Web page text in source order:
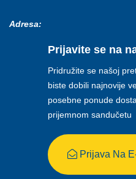
Adresa:
Prijavite se na
Pridružite se našoj
biste dobili najnovije
posebne ponude
prijemnom sandučetu
Prijava Na